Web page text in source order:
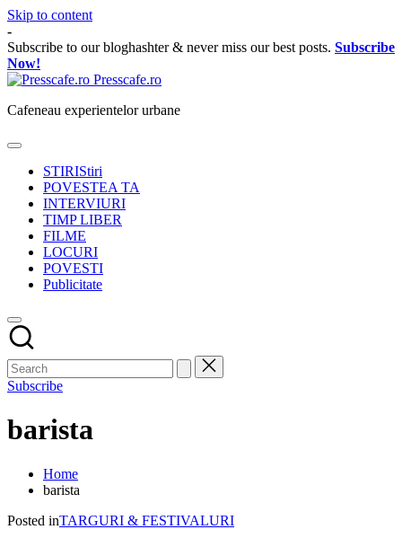
Skip to content
-
Subscribe to our bloghashter & never miss our best posts. Subscribe
Now!
Presscafe.ro
Cafeneau experientelor urbane
STIRIStiri
POVESTEA TA
INTERVIURI
TIMP LIBER
FILME
LOCURI
POVESTI
Publicitate
Subscribe
barista
Home
barista
Posted inTARGURI & FESTIVALURI